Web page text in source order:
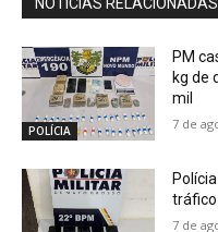
POLÍCIA
PM
kg de
mil
7 de
7 de